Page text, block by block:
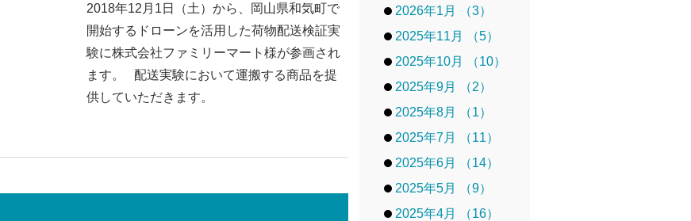
2018年12月1日（土）から、岡山県和気町で
開始するドローンを活用した荷物配送検証実
験に株式会社ファミリーマート様が参画され
ます。 配送実験において運搬する商品を提
供していただきます。
2026年1月 （3）
2025年11月 （5）
2025年10月 （10）
2025年9月 （2）
2025年8月 （1）
2025年7月 （11）
2025年6月 （14）
2025年5月 （9）
2025年4月 （16）